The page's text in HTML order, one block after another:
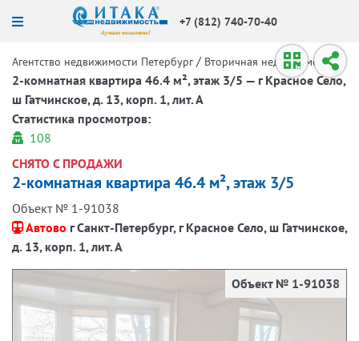
+7 (812) 740-70-40
Агентство недвижимости Петербург / Вторичная недвижимость /
2-комнатная квартира 46.4 м², этаж 3/5 — г Красное Село,
ш Гатчинское, д. 13, корп. 1, лит. А
Статистика просмотров:
108
СНЯТО С ПРОДАЖИ
2-комнатная квартира 46.4 м², этаж 3/5
Объект № 1-91038
Автово г Санкт-Петербург, г Красное Село, ш Гатчинское,
д. 13, корп. 1, лит. А
Объект № 1-91038